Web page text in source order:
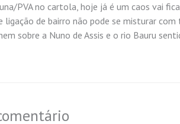
PVA no cartola, hoje já é um caos vai
ligação de bairro não pode se misturar
sobre a Nuno de Assis e o rio Bauru